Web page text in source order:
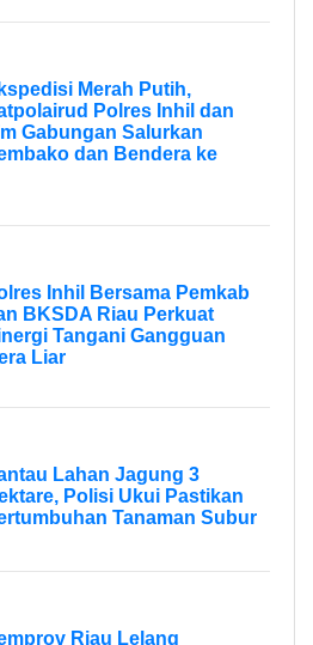
Merah Putih,
Polres Inhil dan
Gabungan Salurkan
dan Bendera ke
Inhil Bersama Pemkab
BKSDA Riau Perkuat
Tangani Gangguan
Liar
Lahan Jagung 3
Polisi Ukui Pastikan
Tanaman Subur
Riau Lelang